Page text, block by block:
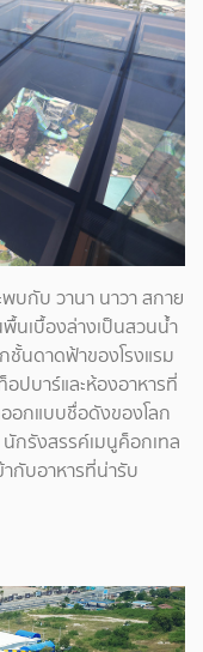
บกับ วานา นาวา สกาย
นเบื้องล่างเป็นสวนน้ำ
ชั้นดาดฟ้าของโรงแรม
บาร์และห้องอาหารที่
อกแบบชื่อดังของโลก
นักรังสรรค์เมนูค็อกเทล
กับอาหารที่น่ารับ